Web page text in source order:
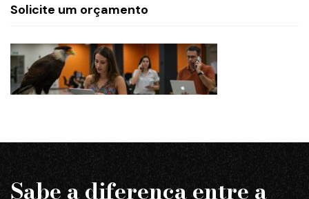
Solicite um orçamento
Sabe a diferença entre a